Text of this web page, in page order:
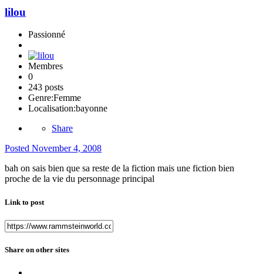
lilou
Passionné
Membres
0
243 posts
Genre:Femme
Localisation:bayonne
Share
Posted November 4, 2008
bah on sais bien que sa reste de la fiction mais une fiction bien
proche de la vie du personnage principal
Link to post
Share on other sites